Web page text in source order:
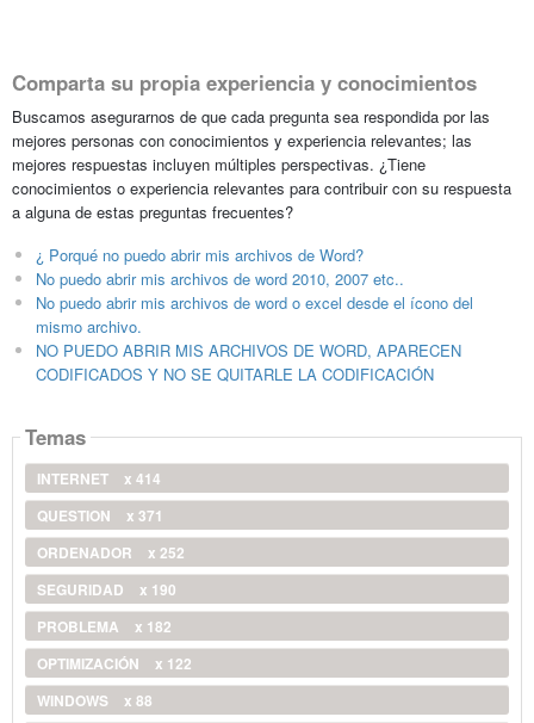
Comparta su propia experiencia y conocimientos
Buscamos asegurarnos de que cada pregunta sea respondida por las
mejores personas con conocimientos y experiencia relevantes; las
mejores respuestas incluyen múltiples perspectivas. ¿Tiene
conocimientos o experiencia relevantes para contribuir con su respuesta
a alguna de estas preguntas frecuentes?
¿ Porqué no puedo abrir mis archivos de Word?
No puedo abrir mis archivos de word 2010, 2007 etc..
No puedo abrir mis archivos de word o excel desde el ícono del
mismo archivo.
NO PUEDO ABRIR MIS ARCHIVOS DE WORD, APARECEN
CODIFICADOS Y NO SE QUITARLE LA CODIFICACIÓN
Temas
INTERNET
x 414
QUESTION
x 371
ORDENADOR
x 252
SEGURIDAD
x 190
PROBLEMA
x 182
OPTIMIZACIÓN
x 122
WINDOWS
x 88